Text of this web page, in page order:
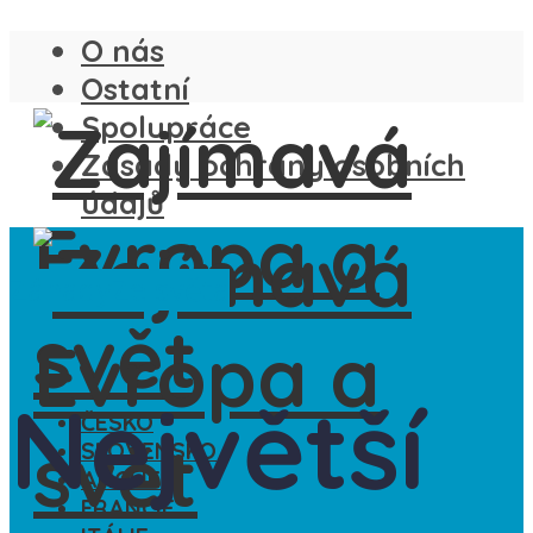
O nás
Ostatní
Spolupráce
Zásady ochrany osobních
údajů
ČESKO
SLOVENSKO
ANGLIE
FRANCIE
Největší